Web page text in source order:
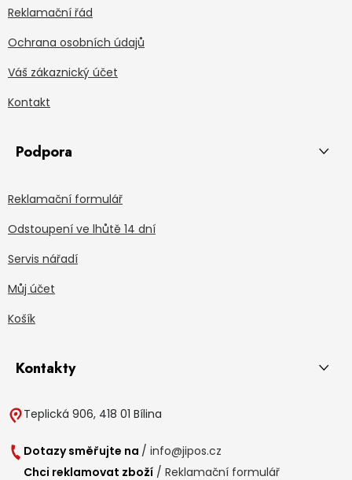
Reklamační řád
Ochrana osobních údajů
Váš zákaznický účet
Kontakt
Podpora
Reklamační formulář
Odstoupení ve lhůtě 14 dní
Servis nářadí
Můj účet
Košík
Kontakty
Teplická 906, 418 01 Bílina
Dotazy směřujte na / info@jipos.cz
Chci reklamovat zboží / Reklamační formulář